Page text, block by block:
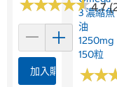
★★★★★
★★★★★4.7
加入購物車
3 濃縮魚
油
1250mg
150粒
★★
★★